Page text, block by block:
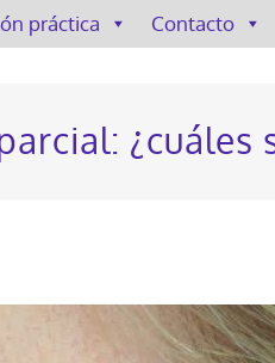
práctica Contacto
¿cuáles